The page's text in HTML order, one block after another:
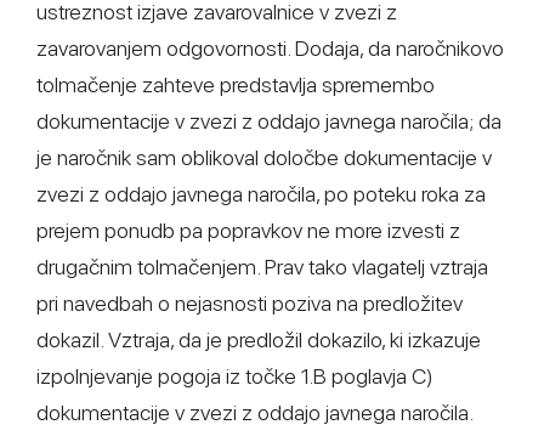
ustreznost izjave zavarovalnice v zvezi z
zavarovanjem odgovornosti. Dodaja, da naročnikovo
tolmačenje zahteve predstavlja spremembo
dokumentacije v zvezi z oddajo javnega naročila; da
je naročnik sam oblikoval določbe dokumentacije v
zvezi z oddajo javnega naročila, po poteku roka za
prejem ponudb pa popravkov ne more izvesti z
drugačnim tolmačenjem. Prav tako vlagatelj vztraja
pri navedbah o nejasnosti poziva na predložitev
dokazil. Vztraja, da je predložil dokazilo, ki izkazuje
izpolnjevanje pogoja iz točke 1.B poglavja C)
dokumentacije v zvezi z oddajo javnega naročila.